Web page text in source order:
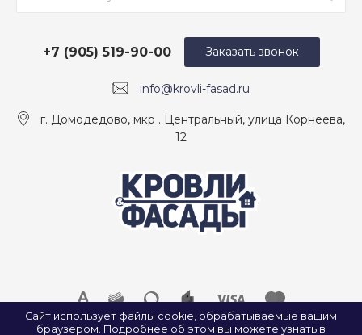
info@krovli-fasad.ru
+7 (905) 519-90-00
г. Домодедово, мкр . Центральный, улица Корнеева,
12
Заказать звонок
Сайт использует файлы cookie, обрабатываемые вашим
браузером. Подробнее об этом вы можете узнать в